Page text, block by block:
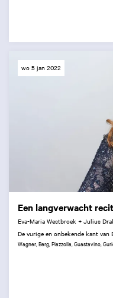
Een langverwacht
Eva-Maria Westbroek + Julius
De vurige en onbekende kant van
Wagner, Berg, Piazzolla, Guastavino,
wo 5 jan 2022